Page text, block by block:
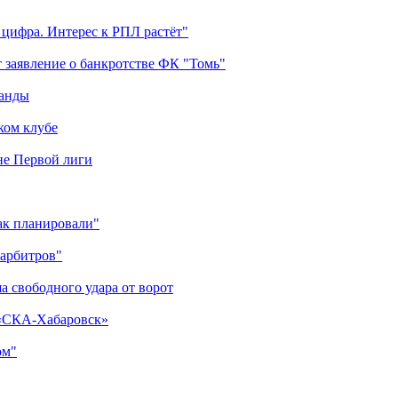
Интерес к РПЛ растёт"
о банкротстве ФК "Томь"
клубе
Первой лиги
планировали"
удара от ворот
Хабаровск»